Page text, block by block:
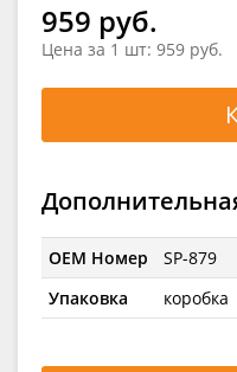
959 руб.
Цена за 1 шт: 959 руб.
OEM Номер
SP-879
Упаковка
коробка